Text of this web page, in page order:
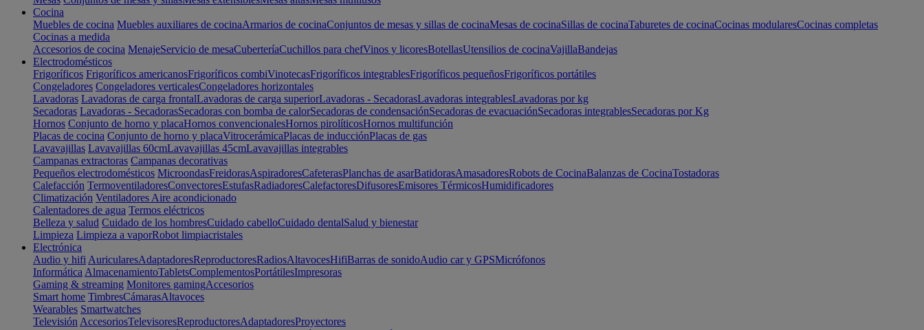
Cocina
Muebles de cocina Muebles auxiliares de cocinaArmarios de cocinaConjuntos de mesas y sillas de cocinaMesas de cocinaSillas de cocinaTaburetes de cocinaCocinas modularesCocinas completas
Cocinas a medida
Accesorios de cocina MenajeServicio de mesaCuberteríaCuchillos para chefVinos y licoresBotellasUtensilios de cocinaVajillaBandejas
Electrodomésticos
Frigoríficos Frigoríficos americanosFrigoríficos combiVinotecasFrigoríficos integrablesFrigoríficos pequeñosFrigoríficos portátiles
Congeladores Congeladores verticalesCongeladores horizontales
Lavadoras Lavadoras de carga frontalLavadoras de carga superiorLavadoras - SecadorasLavadoras integrablesLavadoras por kg
Secadoras Lavadoras - SecadorasSecadoras con bomba de calorSecadoras de condensaciónSecadoras de evacuaciónSecadoras integrablesSecadoras por Kg
Hornos Conjunto de horno y placaHornos convencionalesHornos pirolíticosHornos multifunción
Placas de cocina Conjunto de horno y placaVitrocerámicaPlacas de inducciónPlacas de gas
Lavavajillas Lavavajillas 60cmLavavajillas 45cmLavavajillas integrables
Campanas extractoras Campanas decorativas
Pequeños electrodomésticos MicroondasFreidorasAspiradoresCafeterasPlanchas de asarBatidorasAmasadoresRobots de CocinaBalanzas de CocinaTostadoras
Calefacción TermoventiladoresConvectoresEstufasRadiadoresCalefactoresDifusoresEmisores TérmicosHumidificadores
Climatización Ventiladores Aire acondicionado
Calentadores de agua Termos eléctricos
Belleza y salud Cuidado de los hombresCuidado cabelloCuidado dentalSalud y bienestar
Limpieza Limpieza a vaporRobot limpiacristales
Electrónica
Audio y hifi AuricularesAdaptadoresReproductoresRadiosAltavocesHifiBarras de sonidoAudio car y GPSMicrófonos
Informática AlmacenamientoTabletsComplementosPortátilesImpresoras
Gaming & streaming Monitores gamingAccesorios
Smart home TimbresCámarasAltavoces
Wearables Smartwatches
Televisión AccesoriosTelevisoresReproductoresAdaptadoresProyectores